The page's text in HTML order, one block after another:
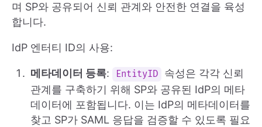
며 SP와 공유되어 신뢰 관계와 안전한 연결을 육성
합니다.
IdP 엔터티 ID의 사용:
메타데이터 등록: EntityID
속성은 각각 신뢰
관계를 구축하기 위해 SP와 공유된 IdP의 메타
데이터에 포함됩니다. 이는 IdP의 메타데이터를
찾고 SP가 SAML 응답을 검증할 수 있도록 필요